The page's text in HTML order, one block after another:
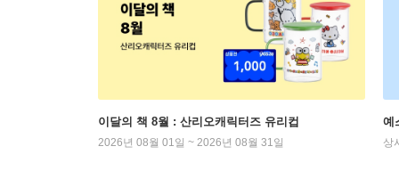
이달의 책 8월 : 산리오캐릭터즈 유리컵
2026년 08월 01일 ~ 2026년 08월 31일
예
상